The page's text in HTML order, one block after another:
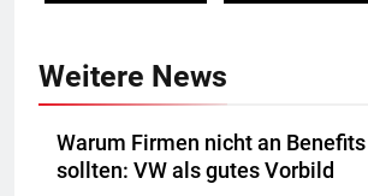
Weitere News
Warum Firmen nicht an
sollten: VW als gutes Vorbild